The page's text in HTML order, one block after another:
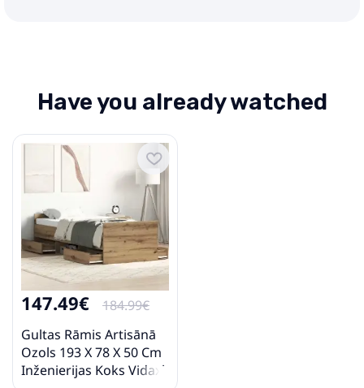
Have you already watched
147.49€
184.99€
Gultas Rāmis Artisānā
Ozols 193 X 78 X 50 Cm
Inženierijas Koks Vidaxl